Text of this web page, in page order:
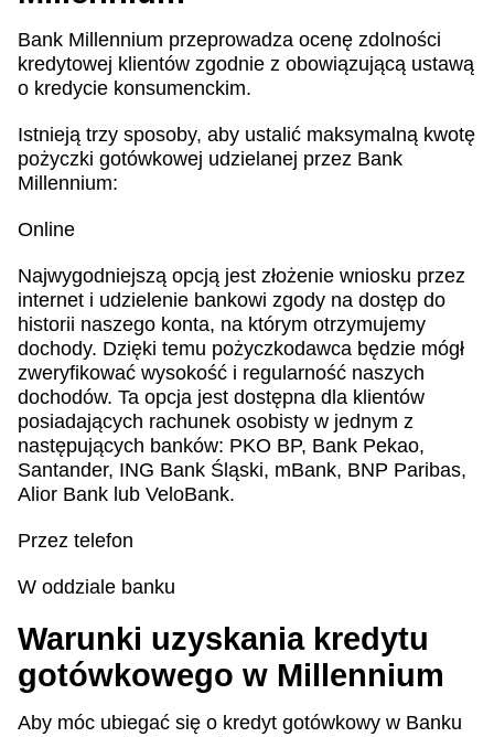
Bank Millennium przeprowadza ocenę zdolności
kredytowej klientów zgodnie z obowiązującą ustawą
o kredycie konsumenckim.
Istnieją trzy sposoby, aby ustalić maksymalną kwotę
pożyczki gotówkowej udzielanej przez Bank
Millennium:
Online
Najwygodniejszą opcją jest złożenie wniosku przez
internet i udzielenie bankowi zgody na dostęp do
historii naszego konta, na którym otrzymujemy
dochody. Dzięki temu pożyczkodawca będzie mógł
zweryfikować wysokość i regularność naszych
dochodów. Ta opcja jest dostępna dla klientów
posiadających rachunek osobisty w jednym z
następujących banków: PKO BP, Bank Pekao,
Santander, ING Bank Śląski, mBank, BNP Paribas,
Alior Bank lub VeloBank.
Przez telefon
W oddziale banku
Warunki uzyskania kredytu
gotówkowego w Millennium
Aby móc ubiegać się o kredyt gotówkowy w Banku